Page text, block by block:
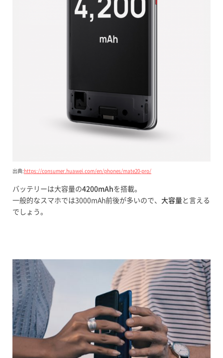
出典: https://consumer.huawei.com/en/phones/mate20-pro/
バッテリーは大容量の4200mAhを搭載。
一般的なスマホでは3000mAh前後が多いので、 大容量と言える
でしょう。